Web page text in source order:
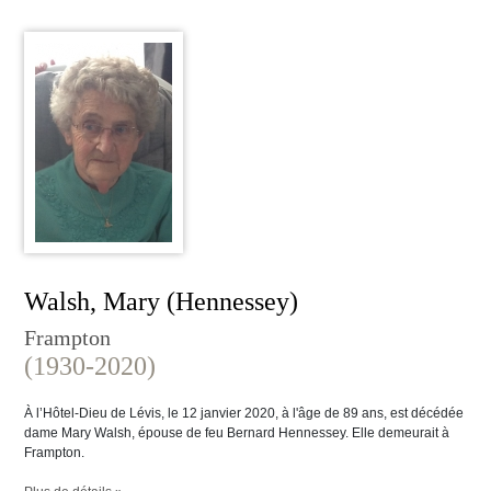
Walsh, Mary (Hennessey)
Frampton
(1930-2020)
À l’Hôtel-Dieu de Lévis, le 12 janvier 2020, à l'âge de 89 ans, est décédée
dame Mary Walsh, épouse de feu Bernard Hennessey. Elle demeurait à
Frampton.